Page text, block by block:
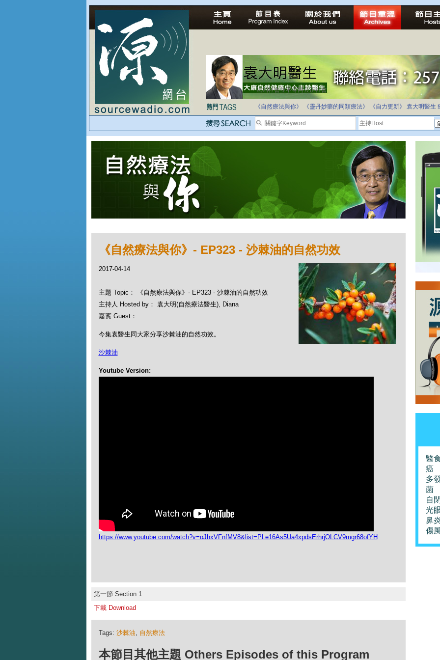
法治社會並不等同公正社會
自家教育合法化-推動多元化教育，全民學卷制
《自然療法與你》
《靈丹妙藥的同類療法》 《自力更新》 袁大明醫生
《自然療法與你》- EP323 - 沙棘油的自然功效
2017-04-14
主題 Topic： 《自然療法與你》- EP323 - 沙棘油的自然功效
主持人 Hosted by： 袁大明(自然療法醫生), Diana
嘉賓 Guest：
今集袁醫生同大家分享沙棘油的自然功效。
沙棘油
Youtube Version:
https://www.youtube.com/watch?v=oJhxVFnfMV8&list=PLe16As5Ua4xpdsErhrjOLCV9mgr68ofYH
第一節 Section 1
下載 Download
Tags: 沙棘油, 自然療法
本節目其他主題 Others Episodes of this Program
醫
癌
多
菌
自
光
鼻
傷